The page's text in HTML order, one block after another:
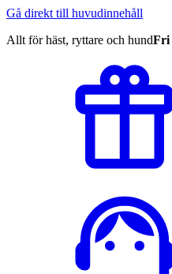
Gå direkt till huvudinnehåll
Allt för häst, ryttare och hundFri